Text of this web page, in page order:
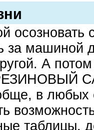
осозновать
за машиной
А
в любых
таблицы,